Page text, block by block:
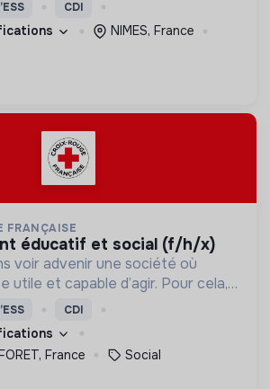
et adaptés à tous.
CDI
NIMES, France
FRANÇAISE
éducatif et social (f/h/x)
voir advenir une société où
utile et capable d’agir. Pour cela,
des moyens et des lieux
et adaptés à tous.
CDI
France
Social